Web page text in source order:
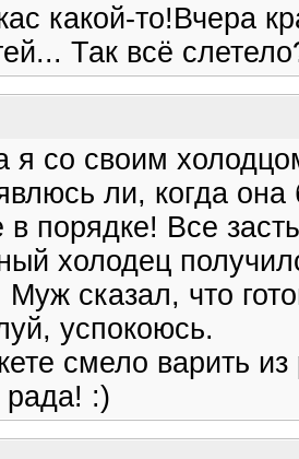
какой-то!Вчера
Так всё
я со своим
ли, когда она
порядке! Все
холодец
Муж сказал, что
успокоюсь.
смело варить
рада! :)